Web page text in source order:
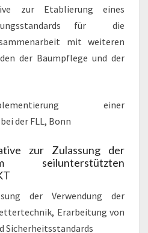
zur Etablierung eines
für die
mit weiteren
der Baumpflege und der
einer
der FLL, Bonn
zur Zulassung der
seilunterstützten
der Verwendung der
Erarbeitung von
Sicherheitsstandards